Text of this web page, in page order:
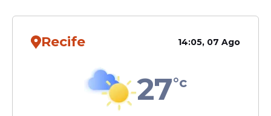
Recife 14:05, 07 Ago
27°c